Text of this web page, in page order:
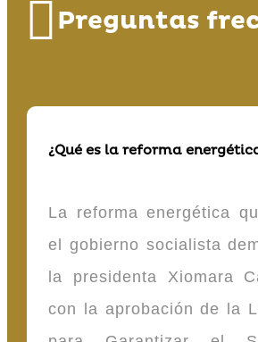
Preguntas
¿Qué es la reforma
La reforma energética
el gobierno socialista
la presidenta Xiomara
con la aprobación de la